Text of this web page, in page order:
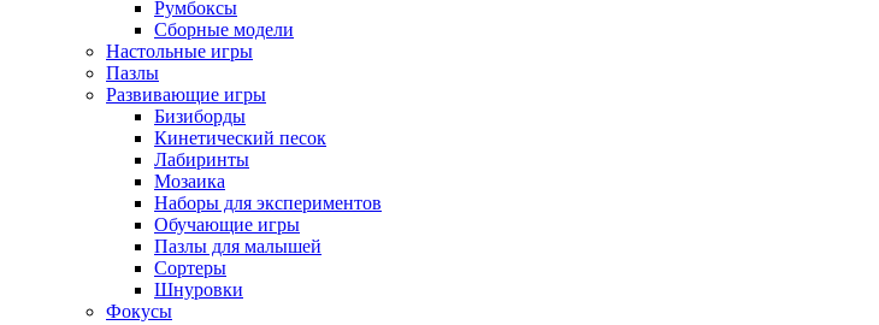
Румбоксы
Сборные модели
Настольные игры
Пазлы
Развивающие игры
Бизиборды
Кинетический песок
Лабиринты
Мозаика
Наборы для экспериментов
Обучающие игры
Пазлы для малышей
Сортеры
Шнуровки
Фокусы